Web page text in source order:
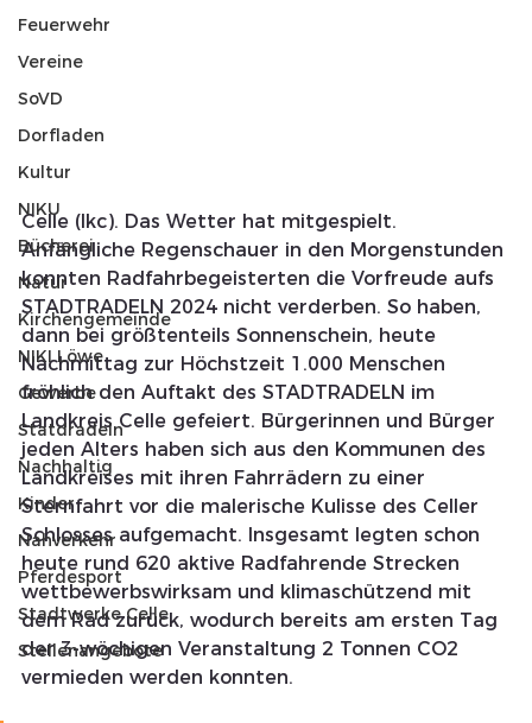
Feuerwehr
Vereine
SoVD
Dorfladen
Kultur
NIKU
Bücherei
Natur
Kirchengemeinde
NIKI Löwe
Gewerbe
Statdradeln
Nachhaltig
Kinder
Nahverkehr
Pferdesport
Stadtwerke Celle
Stellenangebote
Celle (lkc). Das Wetter hat mitgespielt.
Anfängliche Regenschauer in den Morgenstunden
konnten Radfahrbegeisterten die Vorfreude aufs
STADTRADELN 2024 nicht verderben. So haben,
dann bei größtenteils Sonnenschein, heute
Nachmittag zur Höchstzeit 1.000 Menschen
fröhlich den Auftakt des STADTRADELN im
Landkreis Celle gefeiert. Bürgerinnen und Bürger
jeden Alters haben sich aus den Kommunen des
Landkreises mit ihren Fahrrädern zu einer
Sternfahrt vor die malerische Kulisse des Celler
Schlosses aufgemacht. Insgesamt legten schon
heute rund 620 aktive Radfahrende Strecken
wettbewerbswirksam und klimaschützend mit
dem Rad zurück, wodurch bereits am ersten Tag
der 3-wöchigen Veranstaltung 2 Tonnen CO2
vermieden werden konnten.